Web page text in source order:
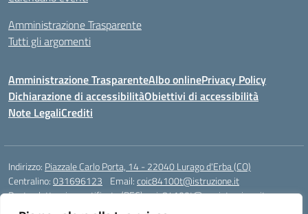
Amministrazione Trasparente
Tutti gli argomenti
Amministrazione TrasparenteAlbo onlinePrivacy Policy
Dichiarazione di accessibilitàObiettivi di accessibilità
Note LegaliCrediti
Indirizzo: Piazzale Carlo Porta, 14 - 22040 Lurago d'Erba (CO)
Centralino:031696123 Email:coic84100t@istruzione.it
Posta elettronica certificata (PEC):coic84100t@pec.istruzione.it